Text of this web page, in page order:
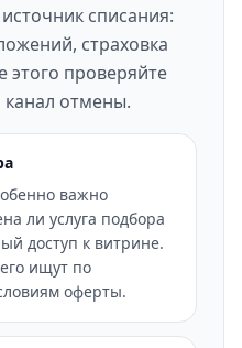
списания:
страховка
этого проверяйте
отмены.
важно
ли услуга подбора
доступ к витрине.
ищут по
оферты.